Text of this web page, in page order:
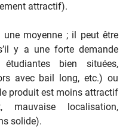
attractif).
une moyenne ; il peut être
y a une forte demande
étudiantes bien situées,
avec bail long, etc.) ou
produit est moins attractif
mauvaise localisation,
solide).